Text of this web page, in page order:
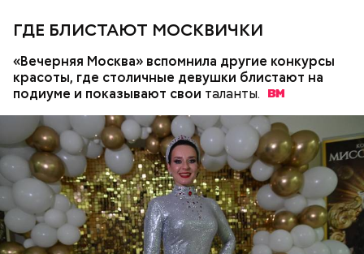
ГДЕ БЛИСТАЮТ МОСКВИЧКИ
«Вечерняя Москва» вспомнила другие конкурсы
красоты, где столичные девушки блистают на
подиуме и показывают свои таланты.
реальных зданий.
СПРАВКА